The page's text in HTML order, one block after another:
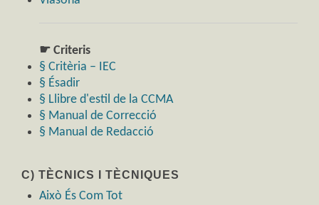
☛ Criteris
§ Critèria – IEC
§ Ésadir
§ Llibre d'estil de la CCMA
§ Manual de Correcció
§ Manual de Redacció
C) TÈCNICS I TÈCNIQUES
Això És Com Tot